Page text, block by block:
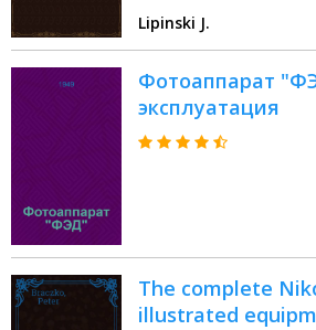
Lipinski J.
Фотоаппарат
эксплуатация
The complete
illustrated